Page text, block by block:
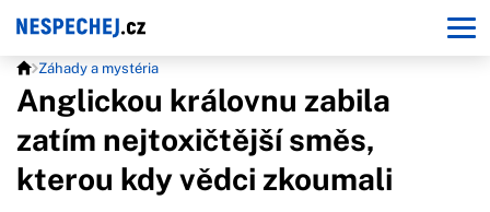
Záhady a mystéria
Anglickou královnu zabila
zatím nejtoxičtější směs,
kterou kdy vědci zkoumali